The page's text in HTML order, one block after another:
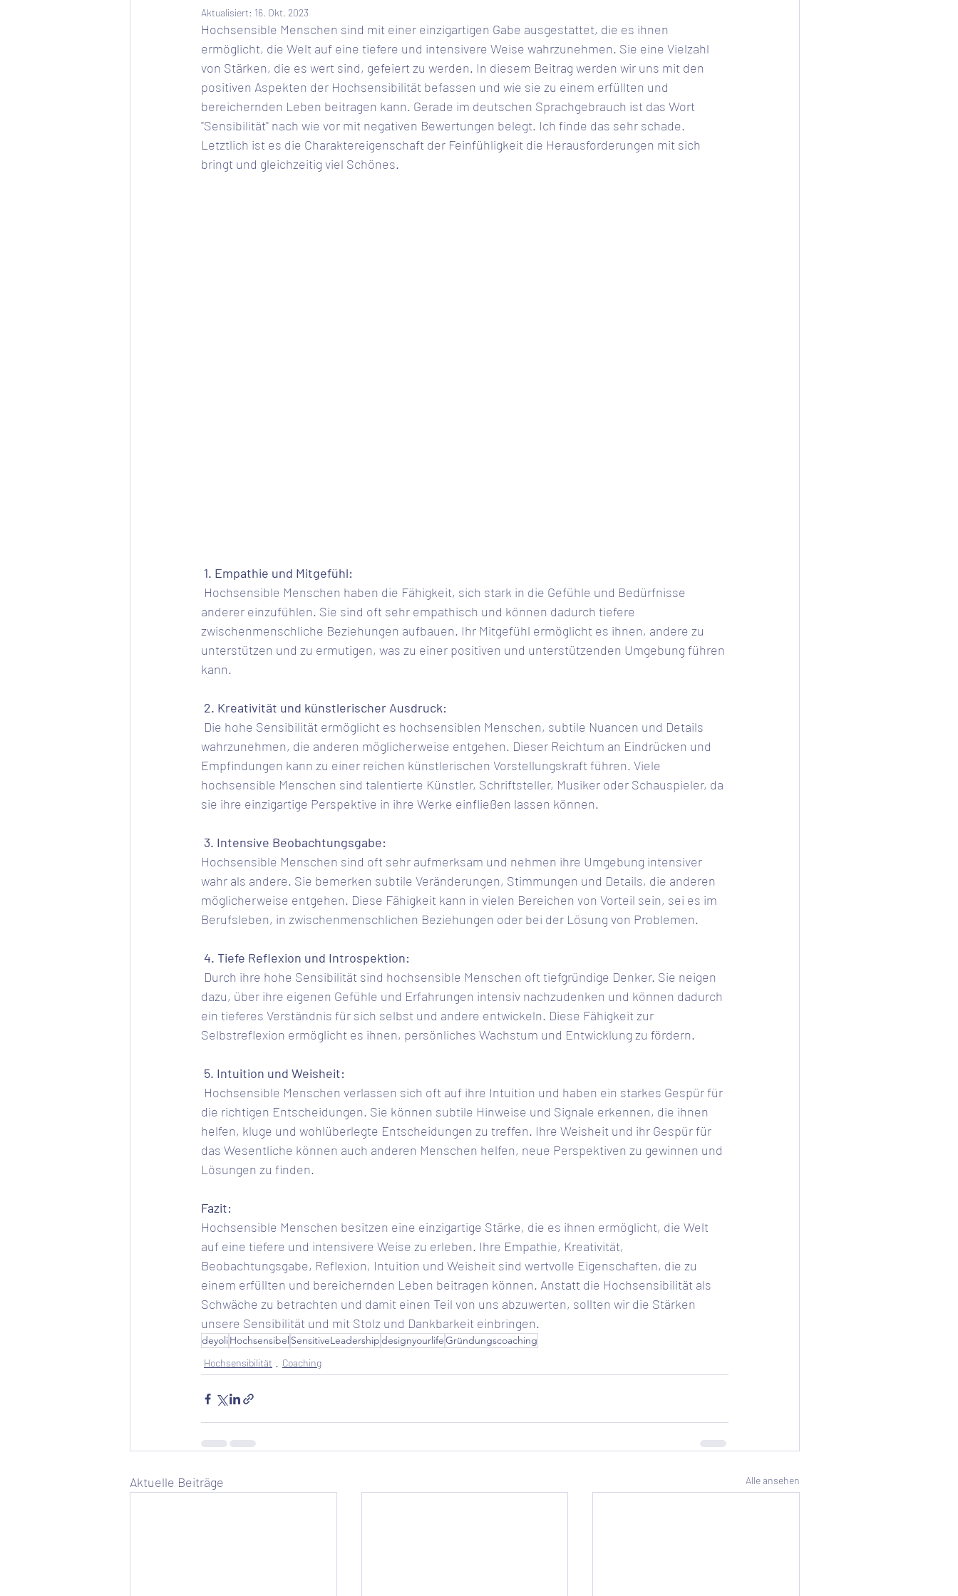
Aktualisiert: 16. Okt. 2023
Hochsensible Menschen sind mit einer einzigartigen Gabe ausgestattet, die es ihnen
ermöglicht, die Welt auf eine tiefere und intensivere Weise wahrzunehmen. Sie eine Vielzahl
von Stärken, die es wert sind, gefeiert zu werden. In diesem Beitrag werden wir uns mit den
positiven Aspekten der Hochsensibilität befassen und wie sie zu einem erfüllten und
bereichernden Leben beitragen kann. Gerade im deutschen Sprachgebrauch ist das Wort
"Sensibilität" nach wie vor mit negativen Bewertungen belegt. Ich finde das sehr schade.
Letztlich ist es die Charaktereigenschaft der Feinfühligkeit die Herausforderungen mit sich
bringt und gleichzeitig viel Schönes.
1. Empathie und Mitgefühl:
anderer einzufühlen. Sie sind oft sehr empathisch und können dadurch tiefere
zwischenmenschliche Beziehungen aufbauen. Ihr Mitgefühl ermöglicht es ihnen, andere zu
unterstützen und zu ermutigen, was zu einer positiven und unterstützenden Umgebung führen
kann.
2. Kreativität und künstlerischer Ausdruck:
wahrzunehmen, die anderen möglicherweise entgehen. Dieser Reichtum an Eindrücken und
Empfindungen kann zu einer reichen künstlerischen Vorstellungskraft führen. Viele
hochsensible Menschen sind talentierte Künstler, Schriftsteller, Musiker oder Schauspieler, da
sie ihre einzigartige Perspektive in ihre Werke einfließen lassen können.
3. Intensive Beobachtungsgabe:
Hochsensible Menschen sind oft sehr aufmerksam und nehmen ihre Umgebung intensiver
wahr als andere. Sie bemerken subtile Veränderungen, Stimmungen und Details, die anderen
möglicherweise entgehen. Diese Fähigkeit kann in vielen Bereichen von Vorteil sein, sei es im
Berufsleben, in zwischenmenschlichen Beziehungen oder bei der Lösung von Problemen.
4. Tiefe Reflexion und Introspektion:
dazu, über ihre eigenen Gefühle und Erfahrungen intensiv nachzudenken und können dadurch
ein tieferes Verständnis für sich selbst und andere entwickeln. Diese Fähigkeit zur
Selbstreflexion ermöglicht es ihnen, persönliches Wachstum und Entwicklung zu fördern.
5. Intuition und Weisheit:
die richtigen Entscheidungen. Sie können subtile Hinweise und Signale erkennen, die ihnen
helfen, kluge und wohlüberlegte Entscheidungen zu treffen. Ihre Weisheit und ihr Gespür für
das Wesentliche können auch anderen Menschen helfen, neue Perspektiven zu gewinnen und
Lösungen zu finden.
Fazit:
Hochsensible Menschen besitzen eine einzigartige Stärke, die es ihnen ermöglicht, die Welt
auf eine tiefere und intensivere Weise zu erleben. Ihre Empathie, Kreativität,
Beobachtungsgabe, Reflexion, Intuition und Weisheit sind wertvolle Eigenschaften, die zu
einem erfüllten und bereichernden Leben beitragen können. Anstatt die Hochsensibilität als
Schwäche zu betrachten und damit einen Teil von uns abzuwerten, sollten wir die Stärken
unsere Sensibilität und mit Stolz und Dankbarkeit einbringen.
deyoliHochsensibel SensitiveLeadershipdesignyourlifeGründungscoaching
Hochsensibilität Coaching
Aktuelle Beiträge Alle ansehen